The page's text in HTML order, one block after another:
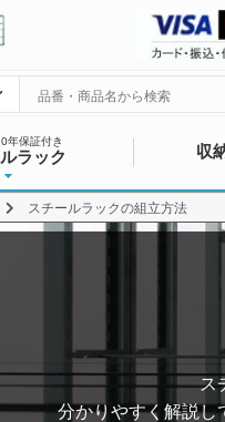
年保証付き
ラック 収
スチールラックの組立方法
ス
分かりやすく解説し